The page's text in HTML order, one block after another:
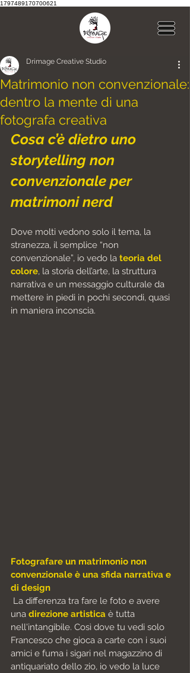
1797489170700621
Matrimonio non convenzionale:
dentro la mente di una
fotografa creativa
Drimage Creative Studio
Cosa c’è dietro uno
storytelling non
convenzionale per
matrimoni nerd
Dove molti vedono solo il tema, la
stranezza, il semplice “non
convenzionale”, io vedo la teoria del
colore, la storia dell’arte, la struttura
narrativa e un messaggio culturale da
mettere in piedi in pochi secondi, quasi
in maniera inconscia.
Fotografare un matrimonio non
convenzionale è una sfida narrativa e
di design
La differenza tra fare le foto e avere
una direzione artistica è tutta
nell'intangibile. Così dove tu vedi solo
Francesco che gioca a carte con i suoi
amici e fuma i sigari nel magazzino di
antiquariato dello zio, io vedo la luce